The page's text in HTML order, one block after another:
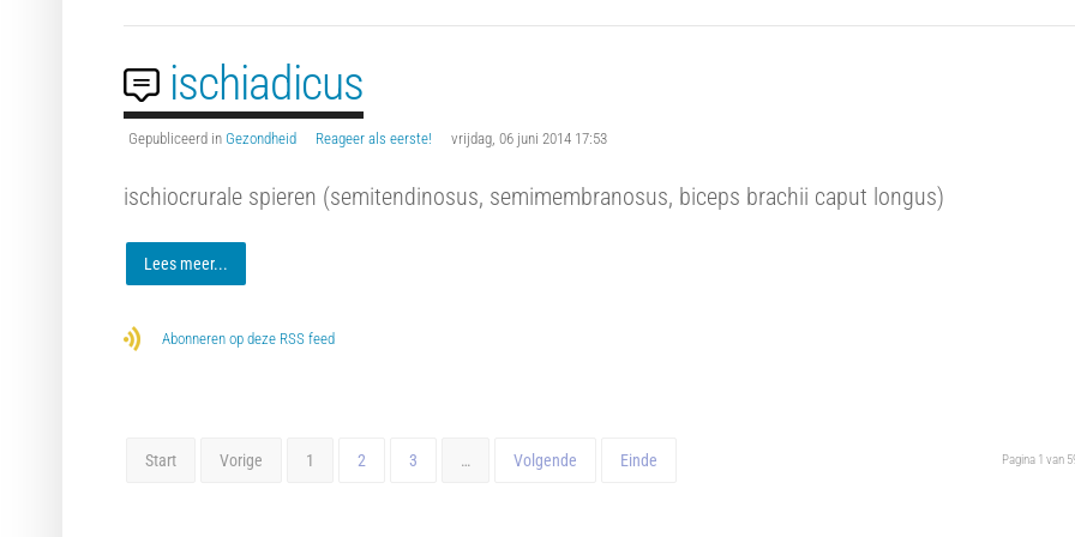
ischiadicus
Gepubliceerd in Gezondheid Reageer als eerste! vrijdag, 06 juni 2014 17:53
ischiocrurale spieren (semitendinosus, semimembranosus, biceps brachii caput longus)
Lees meer...
Abonneren op deze RSS feed
Start Vorige 1 2 3 … Volgende Einde Pagina 1 van